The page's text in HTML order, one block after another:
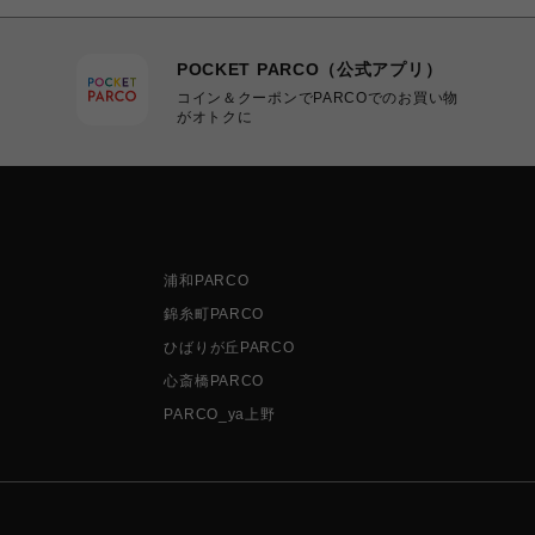
POCKET PARCO（公式アプリ）
コイン＆クーポンでPARCOでのお買い物
がオトクに
浦和PARCO
錦糸町PARCO
ひばりが丘PARCO
心斎橋PARCO
PARCO_ya上野